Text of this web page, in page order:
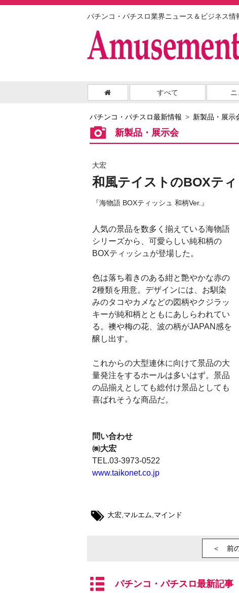
パチンコ・パチスロ業界ニュース＆ビジネス情
すべて ニ
パチンコ・パチスロ最新情報 新製品・展示
新製品・展示会
大宏
和風テイストのBOXテ
『海物語 BOXティッシュ 和柄Ver.』
人気の景品を数多く揃えている海物語
シリーズから、可愛らしい純和柄の
BOXティッシュが登場した。
色は落ち着きのある紺と艶やかな赤の
2種類を用意。デザインには、お馴染
みのタコやカメなどの図柄やクジラッ
キーが純和柄とともにあしらわれてい
る。襖や梅の花、波の柄がJAPAN感を
醸し出す。
これからの大型連休に向けて景品の大
量発注をするホールは多いはず。景品
の品揃えとしても総付け景品としても
喜ばれそうな商品だ。
問い合わせ
㈱大宏
TEL.03-3973-0522
www.taikonet.co.jp
大宏,マルエム,マインド
＜ 前
パチンコ・パチスロ最新記事